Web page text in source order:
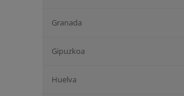
Granada
Gipuzkoa
Huelva